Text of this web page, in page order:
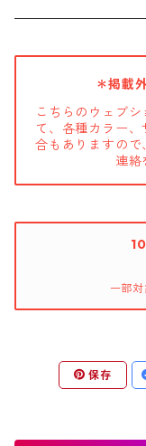
＊掲載
こちらのウェブ
て、各種カラー
合もありますの
連絡
一部
保存